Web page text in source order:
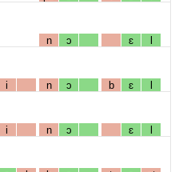
n ɔ ɛ l
i n ɔ b ɛ l
i n ɔ ɛ l